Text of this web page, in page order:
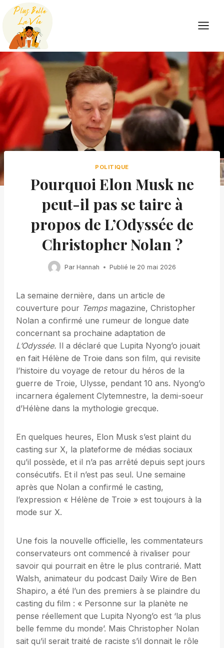
Skip
content
POLITIQUE
Pourquoi Elon Musk ne
peut-il pas se taire à
propos de L’Odyssée de
Christopher Nolan ?
Par Hannah Publié le 20 mai 2026
La semaine dernière, dans un article de
couverture pour Tempsmagazine, Christopher
Nolan a confirmé une rumeur de longue date
concernant sa prochaine adaptation de
L’Odyssée. Il a déclaré que Lupita Nyong’o jouait
en fait Hélène de Troie dans son film, qui revisite
l’histoire du voyage de retour du héros de la
guerre de Troie, Ulysse, pendant 10 ans. Nyong’o
incarnera également Clytemnestre, la demi-soeur
d’Hélène dans la mythologie grecque.
En quelques heures, Elon Musk s’est plaint du
casting sur X, la plateforme de médias sociaux
qu’il possède, et il n’a pas arrêté depuis sept jours
consécutifs. Et il n’est pas seul. Une semaine
après que Nolan a confirmé le casting,
l’expression « Hélène de Troie » est toujours à la
mode sur X.
Une fois la nouvelle officielle, les commentateurs
conservateurs ont commencé à rivaliser pour
savoir qui pourrait en être le plus contrarié. Matt
Walsh, animateur du podcast Daily Wire de Ben
Shapiro, a été l’un des premiers à se plaindre du
casting du film : « Personne sur la planète ne
pense réellement que Lupita Nyong’o est ‘la plus
belle femme du monde’. Mais Christopher Nolan
sait qu’il serait traité de raciste s’il donnait le rôle